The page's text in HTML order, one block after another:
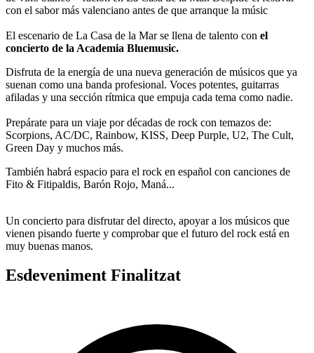
con el sabor más valenciano antes de que arranque la músic
El escenario de La Casa de la Mar se llena de talento con el
concierto de la Academia Bluemusic.
Disfruta de la energía de una nueva generación de músicos que ya
suenan como una banda profesional. Voces potentes, guitarras
afiladas y una sección rítmica que empuja cada tema como nadie.
Prepárate para un viaje por décadas de rock con temazos de:
Scorpions, AC/DC, Rainbow, KISS, Deep Purple, U2, The Cult,
Green Day y muchos más.
También habrá espacio para el rock en español con canciones de
Fito & Fitipaldis, Barón Rojo, Maná...
Un concierto para disfrutar del directo, apoyar a los músicos que
vienen pisando fuerte y comprobar que el futuro del rock está en
muy buenas manos.
Esdeveniment Finalitzat